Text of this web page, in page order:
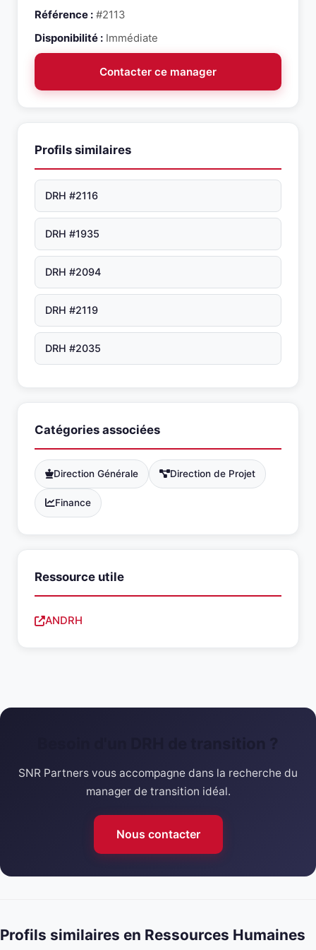
Référence : #2113
Disponibilité : Immédiate
Contacter ce manager
Profils similaires
DRH #2116
DRH #1935
DRH #2094
DRH #2119
DRH #2035
Catégories associées
Direction Générale Direction de Projet
Finance
Ressource utile
ANDRH
SNR Partners vous accompagne dans la recherche du
manager de transition idéal.
Nous contacter
Profils similaires en Ressources Humaines